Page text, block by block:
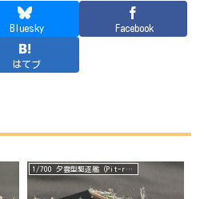
Bluesky Facebook
はてブ
1/700 夕雲型駆逐艦（Pit-road）